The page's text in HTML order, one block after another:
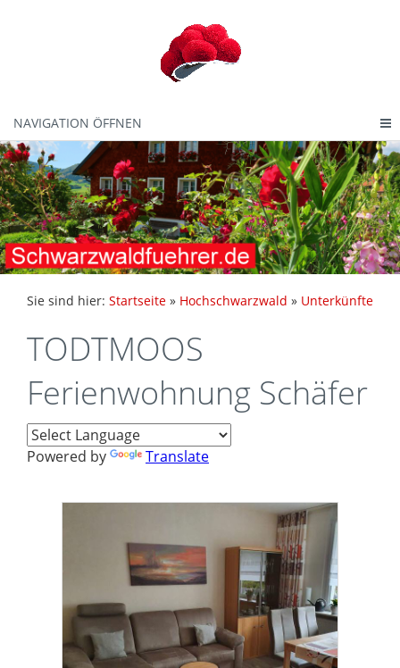
NAVIGATION ÖFFNEN
Sie sind hier: Startseite » Hochschwarzwald » Unterkünfte
TODTMOOS
Ferienwohnung Schäfer
Powered by Translate